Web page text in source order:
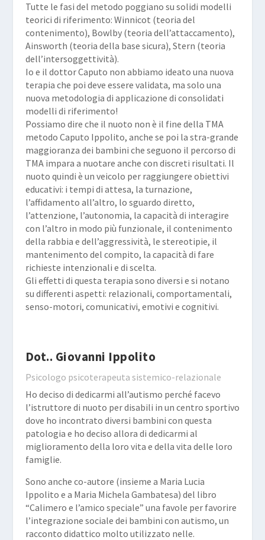
Tutte le fasi del metodo poggiano su solidi modelli
teorici di riferimento: Winnicot (teoria del
contenimento), Bowlby (teoria dell’attaccamento),
Ainsworth (teoria della base sicura), Stern (teoria
dell’intersoggettività).
Io e il dottor Caputo non abbiamo ideato una nuova
terapia che poi deve essere validata, ma solo una
nuova metodologia di applicazione di consolidati
modelli di riferimento!
Possiamo dire che il nuoto non è il fine della TMA
metodo Caputo Ippolito, anche se poi la stra-grande
maggioranza dei bambini che seguono il percorso di
TMA impara a nuotare anche con discreti risultati. Il
nuoto quindi è un veicolo per raggiungere obiettivi
educativi: i tempi di attesa, la turnazione,
l’affidamento all’altro, lo sguardo diretto,
l’attenzione, l’autonomia, la capacità di interagire
con l’altro in modo più funzionale, il contenimento
della rabbia e dell’aggressività, le stereotipie, il
mantenimento del compito, la capacità di fare
richieste intenzionali e di scelta.
Gli effetti di questa terapia sono diversi e si notano
su differenti aspetti: relazionali, comportamentali,
senso-motori, comunicativi, emotivi e cognitivi.
Dot.. Giovanni Ippolito
Psicologo psicoterapeuta sistemico-relazionale
Ho deciso di dedicarmi all’autismo perché facevo
l’istruttore di nuoto per disabili in un centro sportivo
dove ho incontrato diversi bambini con questa
patologia e ho deciso allora di dedicarmi al
miglioramento della loro vita e della vita delle loro
famiglie.
Sono anche co-autore (insieme a Maria Lucia
Ippolito e a Maria Michela Gambatesa) del libro
“Calimero e l’amico speciale” una favole per favorire
l’integrazione sociale dei bambini con autismo, un
racconto didattico molto utilizzato nelle.